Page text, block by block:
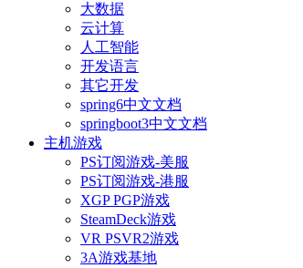
大数据
云计算
人工智能
开发语言
其它开发
spring6中文文档
springboot3中文文档
主机游戏
PS订阅游戏-美服
PS订阅游戏-港服
XGP PGP游戏
SteamDeck游戏
VR PSVR2游戏
3A游戏基地